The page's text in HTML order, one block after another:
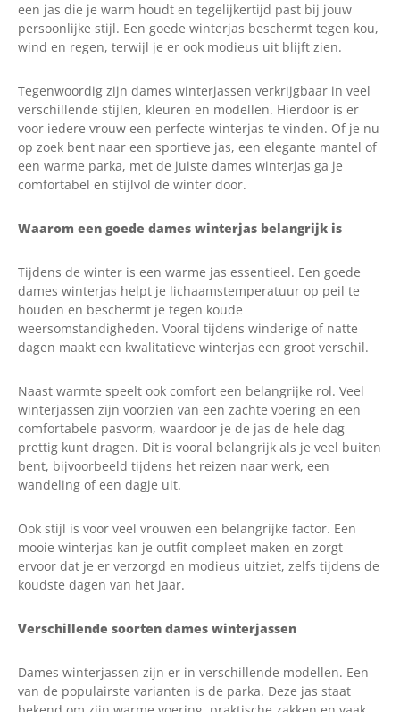
een jas die je warm houdt en tegelijkertijd past bij jouw
persoonlijke stijl. Een goede winterjas beschermt tegen kou,
wind en regen, terwijl je er ook modieus uit blijft zien.
Tegenwoordig zijn dames winterjassen verkrijgbaar in veel
verschillende stijlen, kleuren en modellen. Hierdoor is er
voor iedere vrouw een perfecte winterjas te vinden. Of je nu
op zoek bent naar een sportieve jas, een elegante mantel of
een warme parka, met de juiste dames winterjas ga je
comfortabel en stijlvol de winter door.
Waarom een goede dames winterjas belangrijk is
Tijdens de winter is een warme jas essentieel. Een goede
dames winterjas helpt je lichaamstemperatuur op peil te
houden en beschermt je tegen koude
weersomstandigheden. Vooral tijdens winderige of natte
dagen maakt een kwalitatieve winterjas een groot verschil.
Naast warmte speelt ook comfort een belangrijke rol. Veel
winterjassen zijn voorzien van een zachte voering en een
comfortabele pasvorm, waardoor je de jas de hele dag
prettig kunt dragen. Dit is vooral belangrijk als je veel buiten
bent, bijvoorbeeld tijdens het reizen naar werk, een
wandeling of een dagje uit.
Ook stijl is voor veel vrouwen een belangrijke factor. Een
mooie winterjas kan je outfit compleet maken en zorgt
ervoor dat je er verzorgd en modieus uitziet, zelfs tijdens de
koudste dagen van het jaar.
Verschillende soorten dames winterjassen
Dames winterjassen zijn er in verschillende modellen. Een
van de populairste varianten is de parka. Deze jas staat